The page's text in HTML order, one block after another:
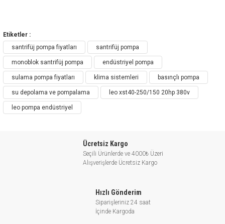
XST Standart Santrifüj Pompa Uygulaması:
Temiz, kimyasal olarak zararsız suların ve diğer
sıvıların dağıtımı ve transferi
Su rezervi & Sulama
XST Standart Santrifüj Pompası için
- Dağıtım: 220 m3/h’ye kadar.
Yorum Yaz
Etiketler :
santrifüj pompa fiyatları
santrifüj pompa
monoblok santrifüj pompa endüstriyel pompa
sulama pompa fiyatları klima sistemleri basınçlı pompa
su depolama ve pompalama leo xst40-250/150 20hp 380v
leo pompa endüstriyel
Ücretsiz Kargo
Seçili Ürünlerde ve 4000₺ Üzeri
Alışverişlerde Ücretsiz Kargo
Hızlı Gönderim
Siparişleriniz 24 saat
İçinde Kargoda